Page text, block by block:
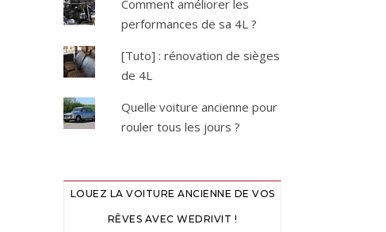
Comment améliorer les
performances de sa 4L ?
[Tuto] : rénovation de sièges
de 4L
Quelle voiture ancienne pour
rouler tous les jours ?
LOUEZ LA VOITURE ANCIENNE DE VOS
RÊVES AVEC WEDRIVIT !